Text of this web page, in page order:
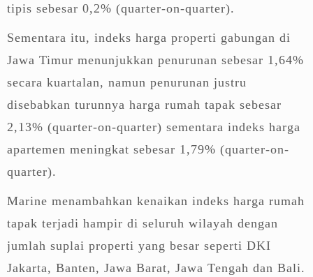
tipis sebesar 0,2% (quarter-on-quarter).
Sementara itu, indeks harga properti gabungan di
Jawa Timur menunjukkan penurunan sebesar 1,64%
secara kuartalan, namun penurunan justru
disebabkan turunnya harga rumah tapak sebesar
2,13% (quarter-on-quarter) sementara indeks harga
apartemen meningkat sebesar 1,79% (quarter-on-
quarter).
Marine menambahkan kenaikan indeks harga rumah
tapak terjadi hampir di seluruh wilayah dengan
jumlah suplai properti yang besar seperti DKI
Jakarta, Banten, Jawa Barat, Jawa Tengah dan Bali.